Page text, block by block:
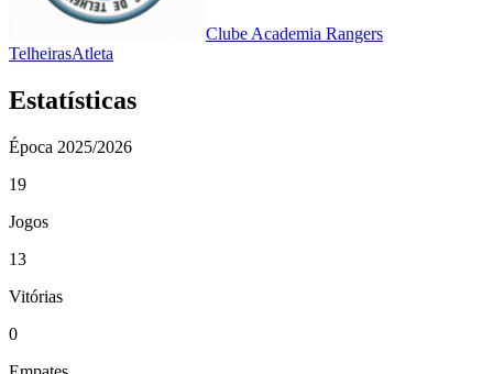
Clube Academia Rangers
TelheirasAtleta
Estatísticas
Época 2025/2026
19
Jogos
13
Vitórias
0